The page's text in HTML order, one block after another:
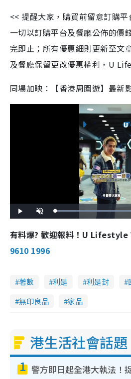
<< 提醒大家，購買前留意訂購平
一切以訂購平台及餐廳公佈的價
完即止；所有優惠細則更新至文
及餐廳保留更改優惠權利，U
同場加映：【香港周圍遊】最新
l
n
t
e
L
o
e
d
有料爆? 歡迎報料！U
9610 1996
著數 利是 利是封
無印良品
家品
港生活社會話題
1